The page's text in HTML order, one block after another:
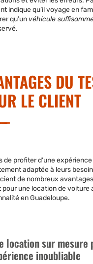
indique qu’il voyage en
qu’un véhicule
DU
LE CLIENT
de profiter d’une
adaptée à leurs
de nombreux avantages
pour une location de voiture
en Guadeloupe.
location sur mesure
inoubliable